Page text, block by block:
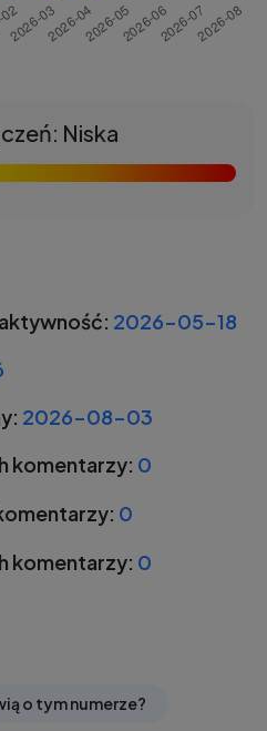
Niska
2026-05-18
2026-08-03
komentarzy: 0
0
komentarzy: 0
o tym numerze?